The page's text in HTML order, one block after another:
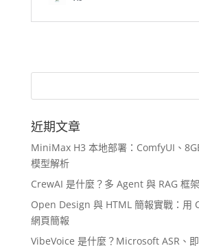
近期文章
MiniMax H3 本地部署：ComfyUI、
模型解析
CrewAI 是什麼？多 Agent 與 RAG 框
Open Design 與 HTML 簡報實戰：用
網頁簡報
VibeVoice 是什麼？Microsoft ASR、